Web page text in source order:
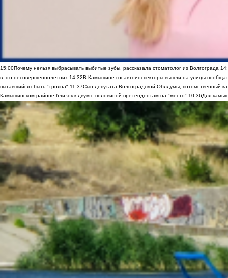
15:00Почему нельзя выбрасывать выбитые зубы, рассказала стоматолог из Волгограда
в это несовершеннолетних 14:32В Камышине госавтоинспекторы вышли на улицы
пытавшийся сбыть "трояна" 11:37Сын депутата Волгоградской Облдумы, потомственный
Камышинском районе близок к двум с половиной претендентам на "место" 10:36Для